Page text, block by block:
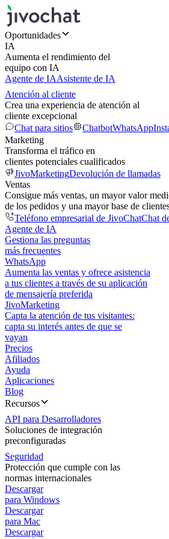
Oportunidades
IA
Aumenta el rendimiento del
equipo con IA
Agente de IAAsistente de IA
Atención al cliente
Crea una experiencia de atención al
cliente excepcional
Chat para sitios
ChatbotWhatsApp
Marketing
Transforma el tráfico en
clientes potenciales cualificados
JivoMarketingDevolución de llamadas
Ventas
Consigue más ventas, un mayor valor
de los pedidos y una mayor base de
Teléfono empresarial de JivoChatChat
Agente de IA
Gestiona las preguntas
más frecuentes
WhatsApp
Aumenta las ventas y ofrece asistencia
a tus clientes a través de su aplicación
de mensajería preferida
JivoMarketing
Capta la atención de tus visitantes:
capta su interés antes de que se
vayan
Precios
Afiliados
Ayuda
Aplicaciones
Blog
Recursos
API para Desarrolladores
Soluciones de integración
preconfiguradas
Seguridad
Protección que cumple con las
normas internacionales
Descargar
para Windows
Descargar
para Mac
Descargar